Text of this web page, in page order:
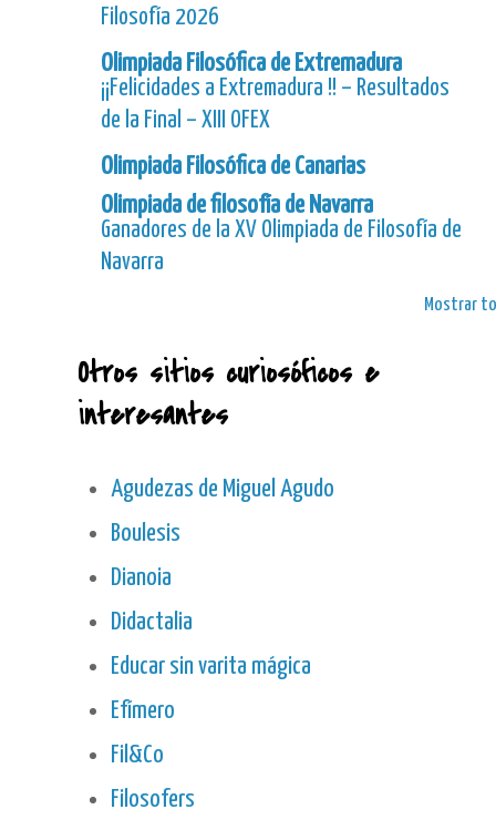
Filosofía 2026
Olimpiada Filosófica de Extremadura
¡¡Felicidades a Extremadura !! – Resultados
de la Final – XIII OFEX
Olimpiada Filosófica de Canarias
Olimpiada de filosofía de Navarra
Ganadores de la XV Olimpiada de Filosofía de
Navarra
Mostrar
Otros sitios curiosóficos e
interesantes
Agudezas de Miguel Agudo
Boulesis
Dianoia
Didactalia
Educar sin varita mágica
Efímero
Fil&Co
Filosofers